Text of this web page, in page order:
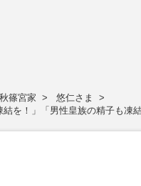
秋篠宮家
悠仁さま
結を！」「男性皇族の精子も